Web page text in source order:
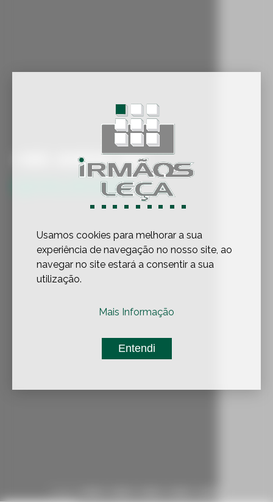
+60 ANOS DE
INOVAÇÃO
Usamos cookies para melhorar a sua
experiência de navegação no nosso site, ao
navegar no site estará a consentir a sua
utilização.
Mais Informação
Entendi